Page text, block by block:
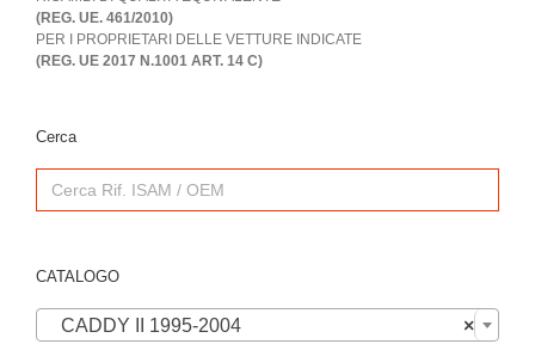
(REG. UE. 461/2010)
PER I PROPRIETARI DELLE VETTURE INDICATE
(REG. UE 2017 N.1001 ART. 14 C)
Cerca
Search
for:
CATALOGO
×
CADDY II 1995-2004